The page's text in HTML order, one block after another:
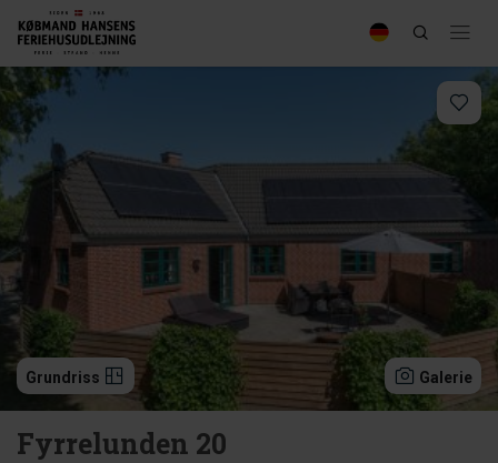
Grundriss Galerie
Fyrrelunden 20